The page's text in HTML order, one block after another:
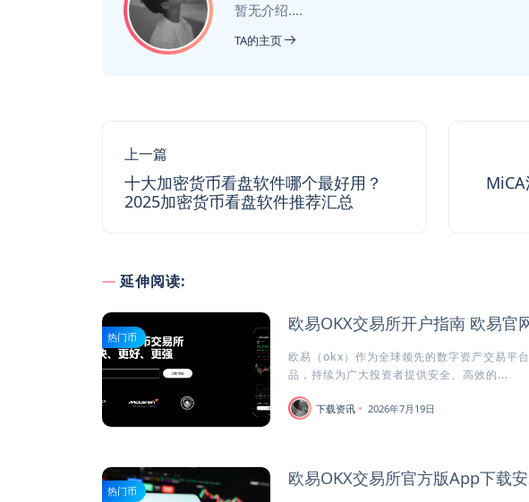
暂无介绍....
TA的主页
上一篇
十大加密货币看盘软件哪个最好用？
2025加密货币看盘软件推荐汇总
延伸阅读:
热门币
欧易OKX交易所开户指南 欧易官
欧易（okx）作为全球领先的数字资产交易平
品，持续为广大投资者提供安全、高效的...
下载资讯 2026年7月19日
热门币
欧易OKX交易所官方版App下载